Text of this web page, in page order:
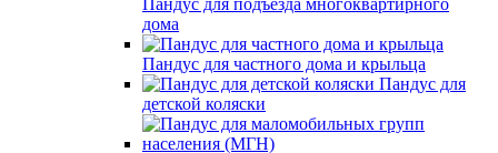
Пандус для подъезда многоквартирного
дома
Пандус для частного дома и крыльца
Пандус для
детской коляски